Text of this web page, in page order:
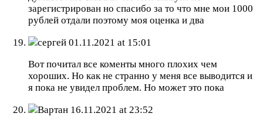
зарегистрирован но спасибо за то что мне мои 1000
рублей отдали поэтому моя оценка и два
сергей 01.11.2021 at 15:01
Вот почитал все коменты много плохих чем
хороших. Но как не странно у меня все выводится и
я пока не увидел проблем. Но может это пока
Вартан 16.11.2021 at 23:52